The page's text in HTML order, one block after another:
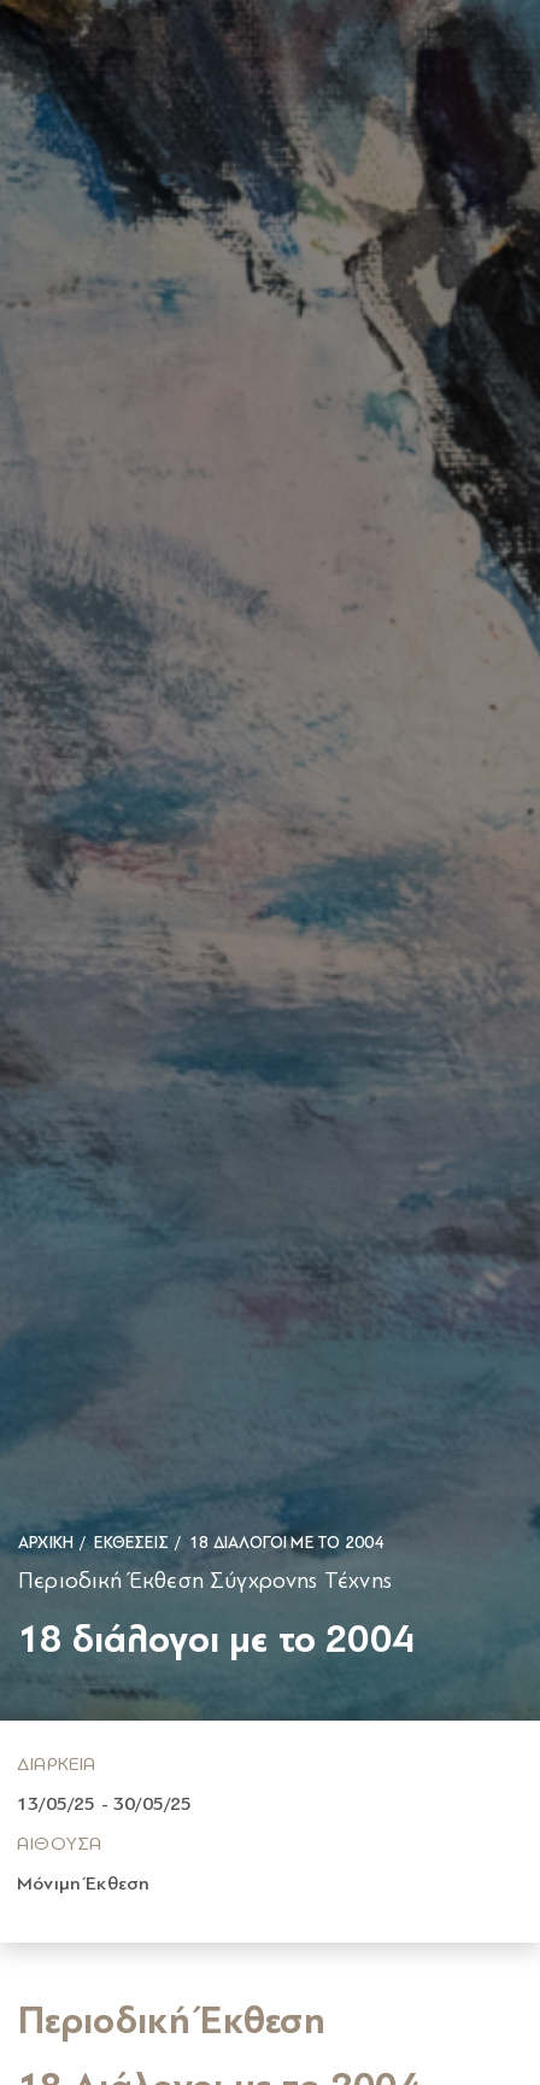
ΑΡΧΙΚΗ ΕΚΘΕΣΕΙΣ 18 ΔΙΑΛΟΓΟΙ ΜΕ ΤΟ 2004
Περιοδική Έκθεση Σύγχρονης Τέχνης
18 διάλογοι με το 2004
ΔΙΑΡΚΕΙΑ
13/05/25 - 30/05/25
ΑΙΘΟΥΣΑ
Μόνιμη Έκθεση
Περιοδική Έκθεση